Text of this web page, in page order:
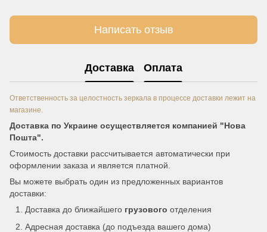
Написать отзыв
Доставка Оплата
Ответственность за целостность зеркала в процессе доставки лежит на
магазине.
Доставка по Украине осуществляется компанией "Нова
Пошта".
Стоимость доставки рассчитывается автоматически при
оформлении заказа и является платной.
Вы можете выбрать один из предложенных вариантов
доставки:
Доставка до ближайшего грузового отделения
Адресная доставка (до подъезда вашего дома)